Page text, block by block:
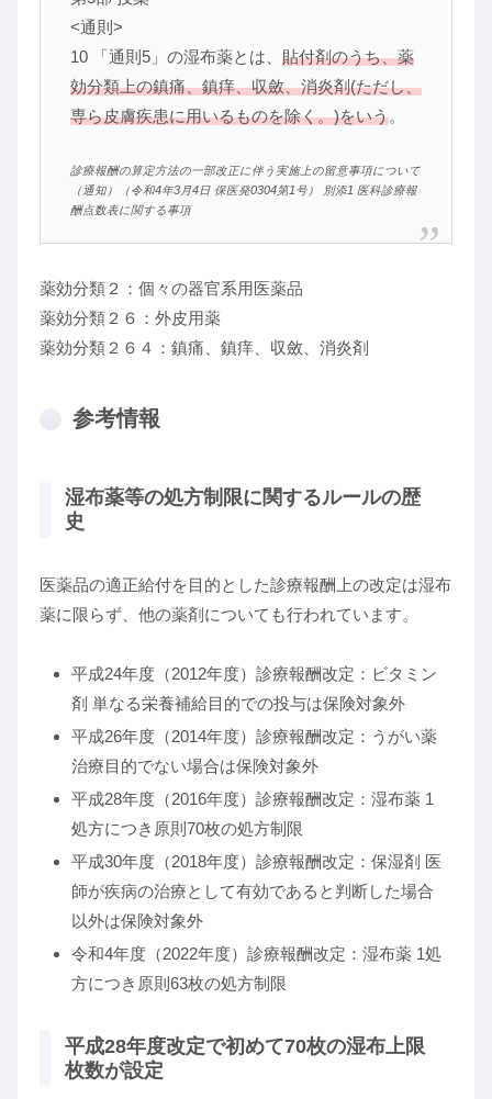
<通則>
10 「通則5」の湿布薬とは、 貼付剤のうち、薬
効分類上の鎮痛、鎮痒、収斂、消炎剤(ただし、
専ら皮膚疾患に用いるものを除く。)をいう。
診療報酬の算定方法の一部改正に伴う実施上の留意事項について
（通知）（令和4年3月4日 保医発0304第1号） 別添1 医科診療報
酬点数表に関する事項
薬効分類２：個々の器官系用医薬品
薬効分類２６：外皮用薬
薬効分類２６４：鎮痛、鎮痒、収斂、消炎剤
参考情報
湿布薬等の処方制限に関するルールの歴
史
医薬品の適正給付を目的とした診療報酬上の改定は湿布
薬に限らず、他の薬剤についても行われています。
平成24年度（2012年度）診療報酬改定：ビタミン
剤 単なる栄養補給目的での投与は保険対象外
平成26年度（2014年度）診療報酬改定：うがい薬
治療目的でない場合は保険対象外
平成28年度（2016年度）診療報酬改定：湿布薬 1
処方につき原則70枚の処方制限
平成30年度（2018年度）診療報酬改定：保湿剤 医
師が疾病の治療として有効であると判断した場合
以外は保険対象外
令和4年度（2022年度）診療報酬改定：湿布薬 1処
方につき原則63枚の処方制限
平成28年度改定で初めて70枚の湿布上限
枚数が設定